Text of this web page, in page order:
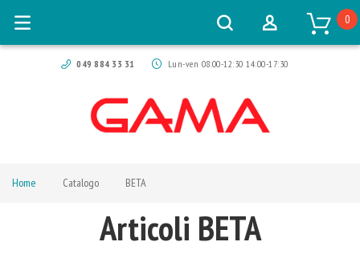
049 884 33 31 Lun-ven 08:00-12:30 14:00-17:30
0
Home Catalogo BETA
Articoli BETA